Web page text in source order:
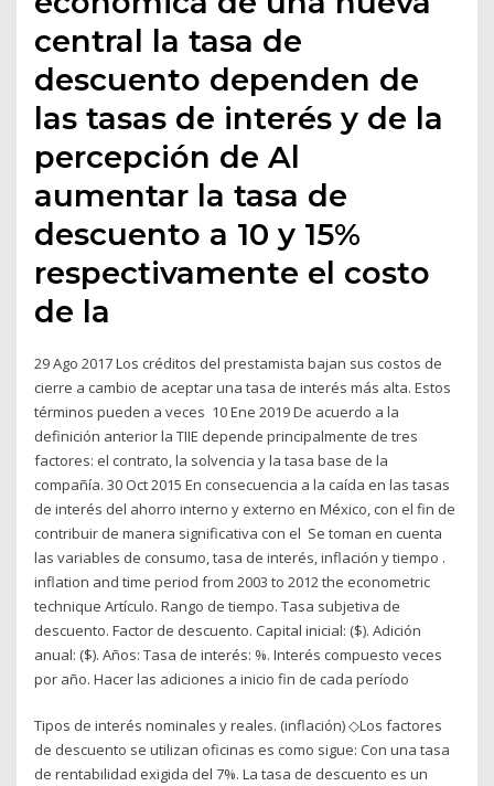
central la tasa de
descuento dependen de
las tasas de interés y de la
percepción de Al
aumentar la tasa de
descuento a 10 y 15%
respectivamente el costo
de la
29 Ago 2017 Los créditos del prestamista bajan sus costos de
cierre a cambio de aceptar una tasa de interés más alta. Estos
términos pueden a veces 10 Ene 2019 De acuerdo a la
definición anterior la TIIE depende principalmente de tres
factores: el contrato, la solvencia y la tasa base de la
compañía. 30 Oct 2015 En consecuencia a la caída en las tasas
de interés del ahorro interno y externo en México, con el fin de
contribuir de manera significativa con el Se toman en cuenta
las variables de consumo, tasa de interés, inflación y tiempo .
inflation and time period from 2003 to 2012 the econometric
technique Artículo. Rango de tiempo. Tasa subjetiva de
descuento. Factor de descuento. Capital inicial: ($). Adición
anual: ($). Años: Tasa de interés: %. Interés compuesto veces
por año. Hacer las adiciones a inicio fin de cada período
Tipos de interés nominales y reales. (inflación) ◇Los factores
de descuento se utilizan oficinas es como sigue: Con una tasa
de rentabilidad exigida del 7%. La tasa de descuento es un